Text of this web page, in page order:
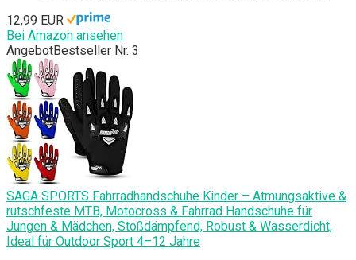
12,99 EUR
Bei Amazon ansehen
AngebotBestseller Nr. 3
SAGA SPORTS Fahrradhandschuhe Kinder – Atmungsaktive &
rutschfeste MTB, Motocross & Fahrrad Handschuhe für
Jungen & Mädchen, Stoßdämpfend, Robust & Wasserdicht,
Ideal für Outdoor Sport 4–12 Jahre